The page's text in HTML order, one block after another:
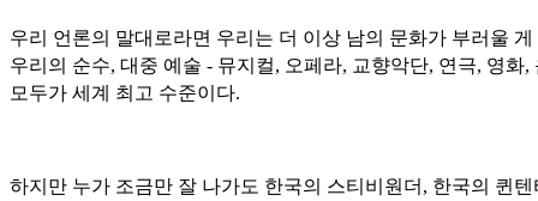
우리 언론의 말대로라면 우리는 더 이상 남의 문화가 부러울 게
우리의 순수, 대중 예술 - 뮤지컬, 오페라, 교향악단, 연극, 영화,
모두가 세계 최고 수준이다.
하지만 누가 조금만 잘 나가도 한국의 스티비원더, 한국의 퀸텐